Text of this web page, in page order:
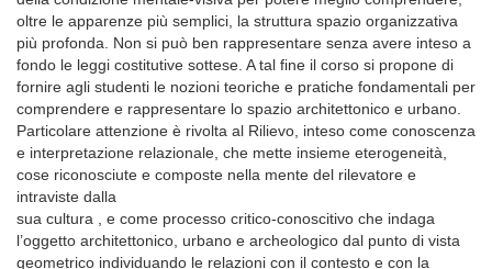
oltre le apparenze più semplici, la struttura spazio organizzativa
più profonda. Non si può ben rappresentare senza avere inteso a
fondo le leggi costitutive sottese. A tal fine il corso si propone di
fornire agli studenti le nozioni teoriche e pratiche fondamentali per
comprendere e rappresentare lo spazio architettonico e urbano.
Particolare attenzione è rivolta al Rilievo, inteso come conoscenza
e interpretazione relazionale, che mette insieme eterogeneità,
cose riconosciute e composte nella mente del rilevatore e
intraviste dalla
sua cultura , e come processo critico-conoscitivo che indaga
l’oggetto architettonico, urbano e archeologico dal punto di vista
geometrico individuando le relazioni con il contesto e con la